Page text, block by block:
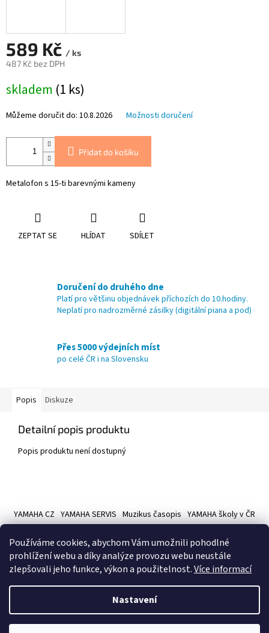
Používáme cookies, abychom Vám umožnili pohodlné
prohlížení webu a díky analýze provozu webu neustále
zlepšovali jeho funkce, výkon a použitelnost.Více informací
Nastavení
589 Kč / ks
487 Kč bez DPH
cena:
skladem (1 ks)
Můžeme doručit do: 10.8.2026 Možnosti doručení
Přidat do košíku
Metalofon s 15-ti barevnými kameny
ZEPTAT SE HLÍDAT SDÍLET
Doručení do druhého dne
Platí pro většinu objednávek příchozích do 10.hodiny.
Neplatí pro nadrozměrné zásilky (digitální piana a pod)
Přes 5000 výdejních míst
po celé ČR i na Slovensku
Popis Diskuze
Detailní popis produktu
Popis produktu není dostupný
p
YAMAHA CZ YAMAHA SERVIS Muzikus časopis YAMAHA školy v ČR
Copyright 2026Hudební nástroje YAMAMUSIC. Všechna práva